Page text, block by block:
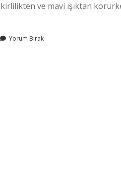
kirlilikten ve mavi ışıktan
Yorum Bırak